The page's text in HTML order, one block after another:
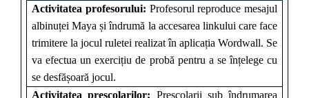
Activitatea profesorului: Profesorul reproduce mesajul
albinuței Maya și îndrumă la accesarea linkului care face
trimitere la jocul ruletei realizat în aplicația Wordwall. Se
va efectua un exercițiu de probă pentru a se înțelege cu
se desfășoară jocul.
Activitatea preșcolarilor: Preșcolarii sub îndrumarea